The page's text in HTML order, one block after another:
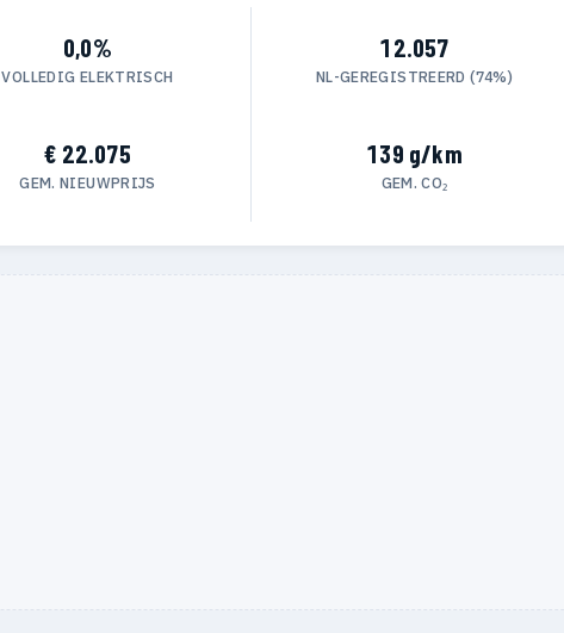
0,0%
VOLLEDIG ELEKTRISCH
12.057
NL-GEREGISTREERD (74%)
€ 22.075
GEM. NIEUWPRIJS
139 g/km
GEM. CO₂